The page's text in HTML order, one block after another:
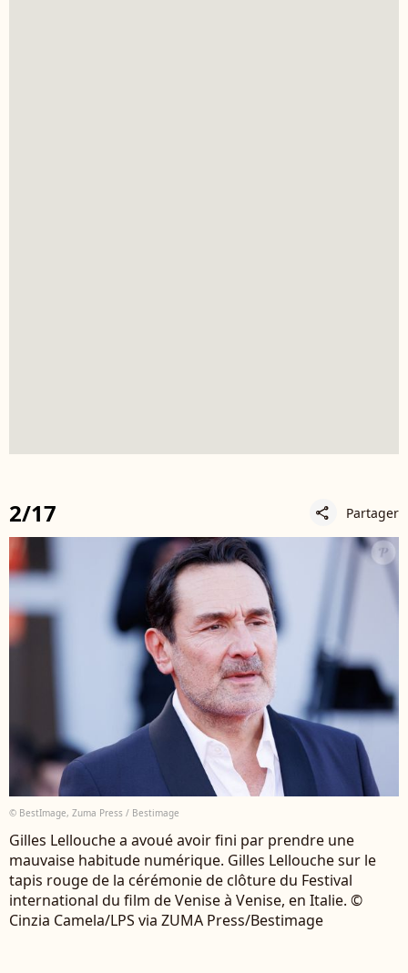
2/17 share Partager
© BestImage, Zuma Press / Bestimage
Gilles Lellouche a avoué avoir fini par prendre une
mauvaise habitude numérique. Gilles Lellouche sur le
tapis rouge de la cérémonie de clôture du Festival
international du film de Venise à Venise, en Italie. ©
Cinzia Camela/LPS via ZUMA Press/Bestimage